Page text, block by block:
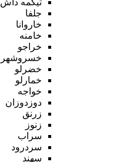
جلفا
خاروانا
خامنه
خراجو
خسروشهر
خضرلو
خمارلو
خواجه
دوزدوزان
زرنق
زنوز
سراب
سردرود
سهند